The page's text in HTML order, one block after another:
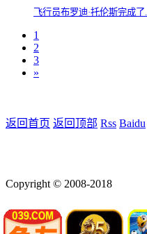
飞行员布罗迪·托伦斯完成了...
1
2
3
»
返回首页 返回顶部 Rss Baidu
Copyright © 2008-2018